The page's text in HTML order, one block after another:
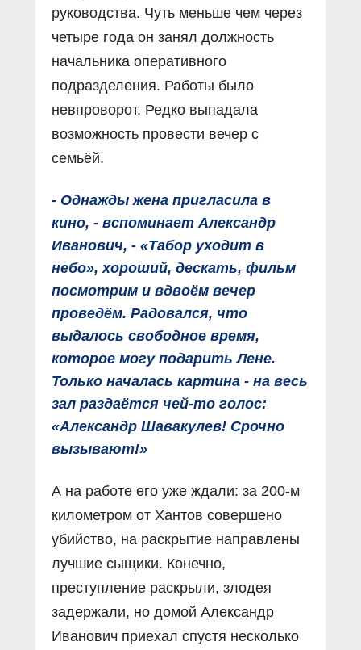
руководства. Чуть меньше чем через
четыре года он занял должность
начальника оперативного
подразделения. Работы было
невпроворот. Редко выпадала
возможность провести вечер с
семьёй.
- Однажды жена пригласила в
кино, - вспоминает Александр
Иванович, - «Табор уходит в
небо», хороший, дескать, фильм
посмотрим и вдвоём вечер
проведём. Радовался, что
выдалось свободное время,
которое могу подарить Лене.
Только началась картина - на весь
зал раздаётся чей-то голос:
«Александр Шавакулев! Срочно
вызывают!»
А на работе его уже ждали: за 200-м
километром от Хантов совершено
убийство, на раскрытие направлены
лучшие сыщики. Конечно,
преступление раскрыли, злодея
задержали, но домой Александр
Иванович приехал спустя несколько